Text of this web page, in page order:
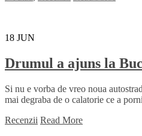
18 JUN
Drumul a ajuns la
Si nu e vorba de vreo noua
mai degraba de o calatorie ce a
Recenzii Read More